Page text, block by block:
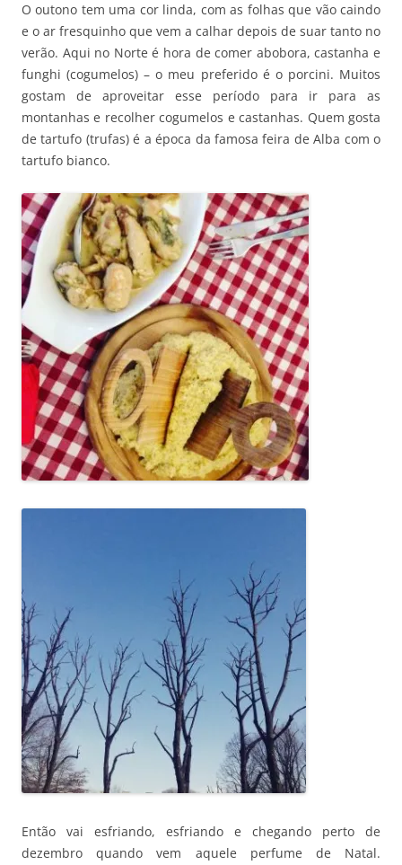
O outono tem uma cor linda, com as folhas que vão caindo
e o ar fresquinho que vem a calhar depois de suar tanto no
verão. Aqui no Norte é hora de comer abobora, castanha e
funghi (cogumelos) – o meu preferido é o porcini. Muitos
gostam de aproveitar esse período para ir para as
montanhas e recolher cogumelos e castanhas. Quem gosta
de tartufo (trufas) é a época da famosa feira de Alba com o
tartufo bianco.
Então vai esfriando, esfriando e chegando perto de
dezembro quando vem aquele perfume de Natal.